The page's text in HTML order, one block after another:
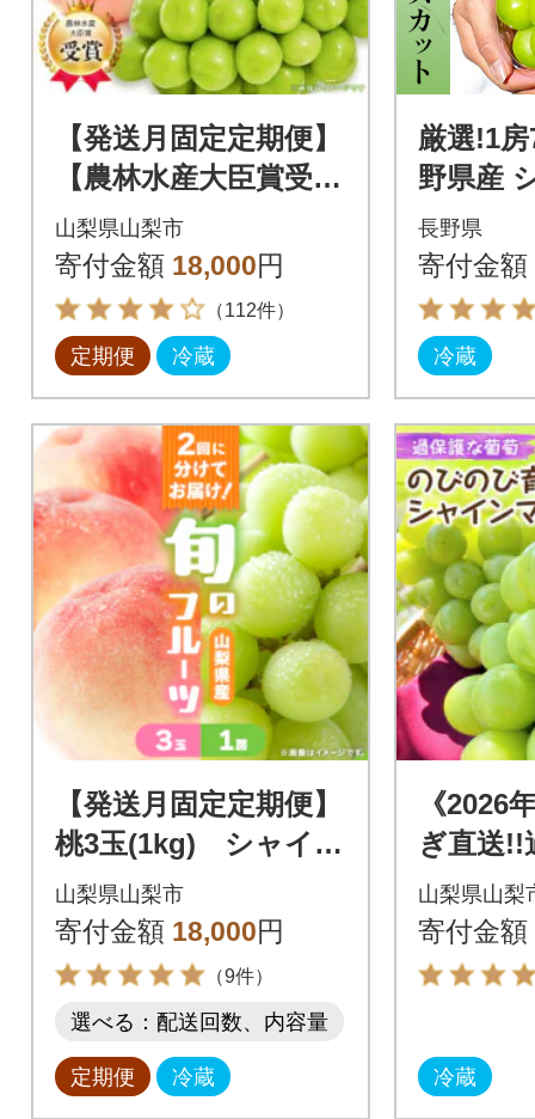
【発送月固定定期便】
【農林水産大臣賞受
賞!!】山梨の白桃とシ
ャインマスカットの
全2回 各1kg以上
山梨県山梨市
寄付金額 18,000円
（112件）
定期便 冷蔵
厳選!1
野県産
カット2
品
長野県
寄付金額
冷蔵
【発送月固定定期便】
桃3玉(1kg) シャイン
マスカット1房(500g
以上)全2回
山梨県山梨市
寄付金額 18,000円
（9件）
選べる：配送回数、内容量
定期便 冷蔵
《2026
ぎ直送!!
た葡萄
てたシ
ット』2
山梨県山梨
寄付金額
冷蔵